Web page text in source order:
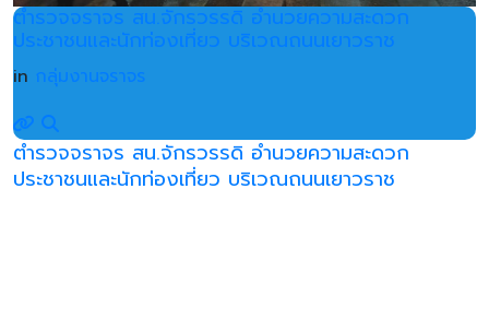
ตำรวจจราจร สน.จักรวรรดิ อำนวยความสะดวก
ประชาชนและนักท่องเที่ยว บริเวณถนนเยาวราช
in กลุ่มงานจราจร
ตำรวจจราจร สน.จักรวรรดิ อำนวยความสะดวก
ประชาชนและนักท่องเที่ยว บริเวณถนนเยาวราช